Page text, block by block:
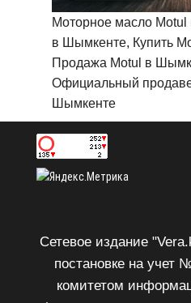
Моторное масло
в Шымкенте, Купить
Продажа Motul в
Официальный
Шымкенте
Сетевое издание
постановке на учет
комитетом